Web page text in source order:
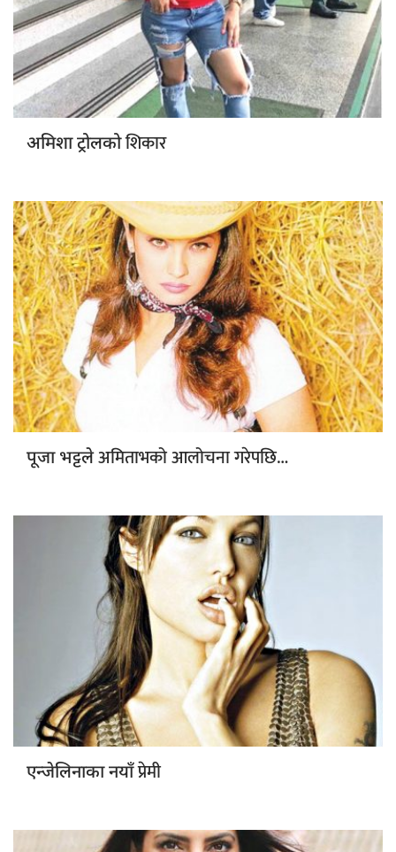
अमिशा ट्रोलकोशिकार
पूजा भट्टलेअमिताभको आलोचना गरेपछि…
एन्जेलिनाका नयाँप्रेमी